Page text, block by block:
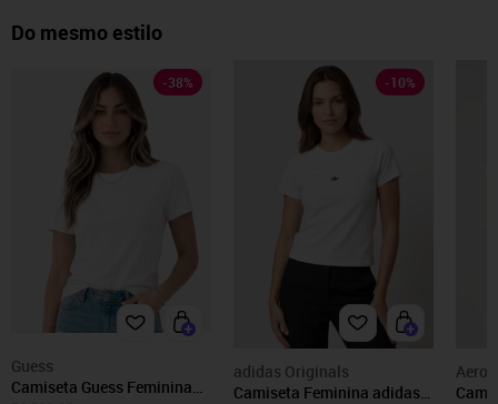
Do mesmo estilo
-38%
Guess
Camiseta Guess Feminina
-10%
adidas Originals
Camiseta Feminina adidas